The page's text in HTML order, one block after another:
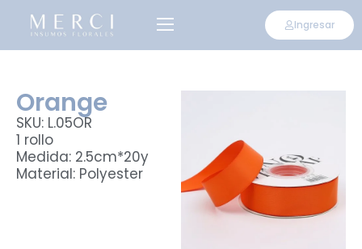
Ingresar
Orange
SKU: L.05OR
1 rollo
Medida: 2.5cm*20y
Material: Polyester